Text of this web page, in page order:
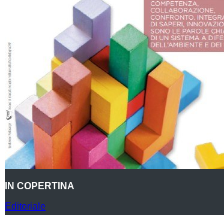
IN COPERTINA
Editoriale